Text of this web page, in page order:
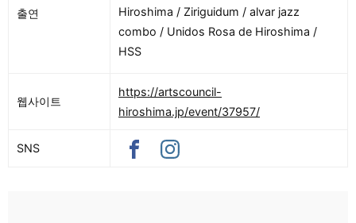
출연
Hiroshima / Ziriguidum / alvar jazz
combo / Unidos Rosa de Hiroshima /
HSS
웹사이트
https://artscouncil-
hiroshima.jp/event/37957/
SNS